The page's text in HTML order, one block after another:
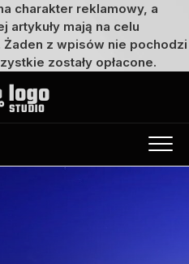
charakter reklamowy, a
artykuły mają na celu
z wpisów nie pochodzi
zostały opłacone.